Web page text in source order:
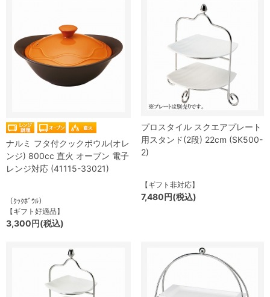
ナルミ フタ付クックボウル(オレ
ンジ) 800cc 直火 オーブン 電子
レンジ対応 (41115-33021)
（ｸｯｸﾎﾞｳﾙ）
【ギフト好適品】
3,300円(税込)
プロスタイル スクエアプレート
用スタンド(2段) 22cm (SK500-
2)
【ギフト非対応】
7,480円(税込)